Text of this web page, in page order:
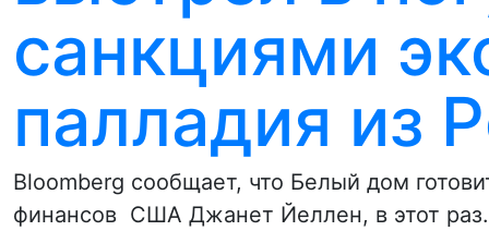
санкциями
палладия из
Bloomberg сообщает, что Белый дом
финансов США Джанет Йеллен, в этот